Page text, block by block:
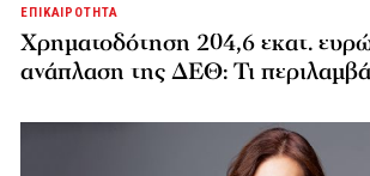
ΕΠΙΚΑΙΡΟΤΗΤΑ
Χρηματοδότηση 204,6 εκατ.
ανάπλαση της ΔΕΘ: Τι